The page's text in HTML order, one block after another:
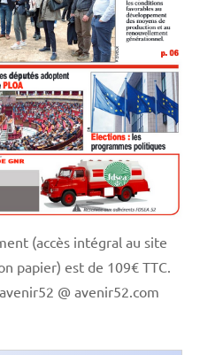
(accès intégral au site
papier) est de 109€ TTC.
@ avenir52.com